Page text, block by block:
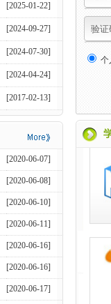
[2025-01-22]
[2024-09-27]
[2024-07-30]
[2024-04-24]
[2017-02-13]
[2020-06-07]
[2020-06-08]
[2020-06-10]
[2020-06-11]
[2020-06-16]
[2020-06-16]
[2020-06-17]
个